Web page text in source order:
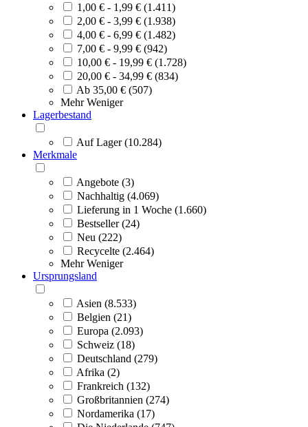
1,00 € - 1,99 € (1.411)
2,00 € - 3,99 € (1.938)
4,00 € - 6,99 € (1.482)
7,00 € - 9,99 € (942)
10,00 € - 19,99 € (1.728)
20,00 € - 34,99 € (834)
Ab 35,00 € (507)
Mehr Weniger
Lagerbestand
Auf Lager (10.284)
Merkmale
Angebote (3)
Nachhaltig (4.069)
Lieferung in 1 Woche (1.660)
Bestseller (24)
Neu (222)
Recycelte (2.464)
Mehr Weniger
Ursprungsland
Asien (8.533)
Belgien (21)
Europa (2.093)
Schweiz (18)
Deutschland (279)
Afrika (2)
Frankreich (132)
Großbritannien (274)
Nordamerika (17)